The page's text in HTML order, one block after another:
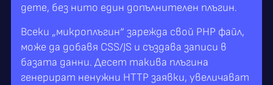
дете, без нито един допълнителен плъгин.
Всеки „микроплъгин“ зарежда свой PHP файл,
може да добавя CSS/JS и създава записи в
базата данни. Десет такива плъгина
генерират ненужни HTTP заявки, увеличават